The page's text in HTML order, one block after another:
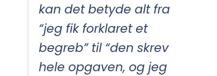
kan det betyde alt fra
“jeg fik forklaret et
begreb” til “den skrev
hele opgaven, og jeg